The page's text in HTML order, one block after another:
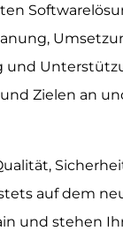
Zielen an
auf dem
und stehen